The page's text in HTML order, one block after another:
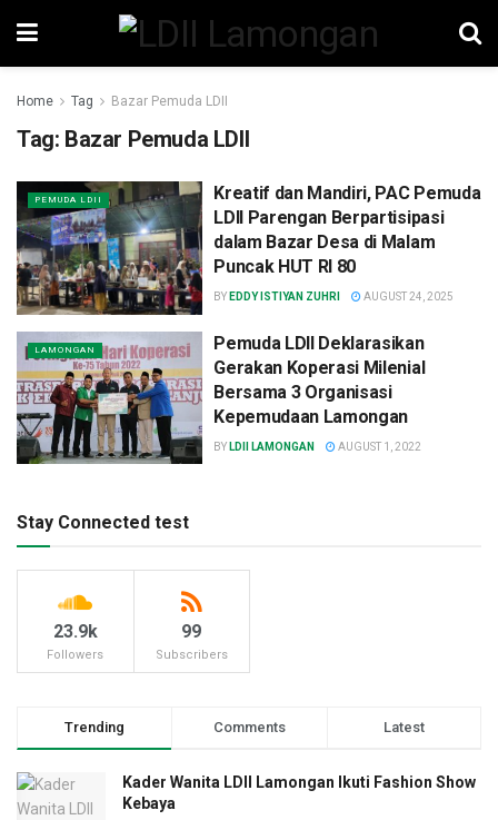
Home Tag Bazar Pemuda LDII
Tag: Bazar Pemuda LDII
PEMUDA LDII
Kreatif dan Mandiri, PAC Pemuda
LDII Parengan Berpartisipasi
dalam Bazar Desa di Malam
Puncak HUT RI 80
BY EDDY ISTIYAN ZUHRI AUGUST 24, 2025
LAMONGAN
Pemuda LDII Deklarasikan
Gerakan Koperasi Milenial
Bersama 3 Organisasi
Kepemudaan Lamongan
BY LDII LAMONGAN AUGUST 1, 2022
Stay Connected test
23.9k
Followers
99
Subscribers
Trending Comments Latest
Kader Wanita LDII Lamongan Ikuti Fashion Show
Kebaya